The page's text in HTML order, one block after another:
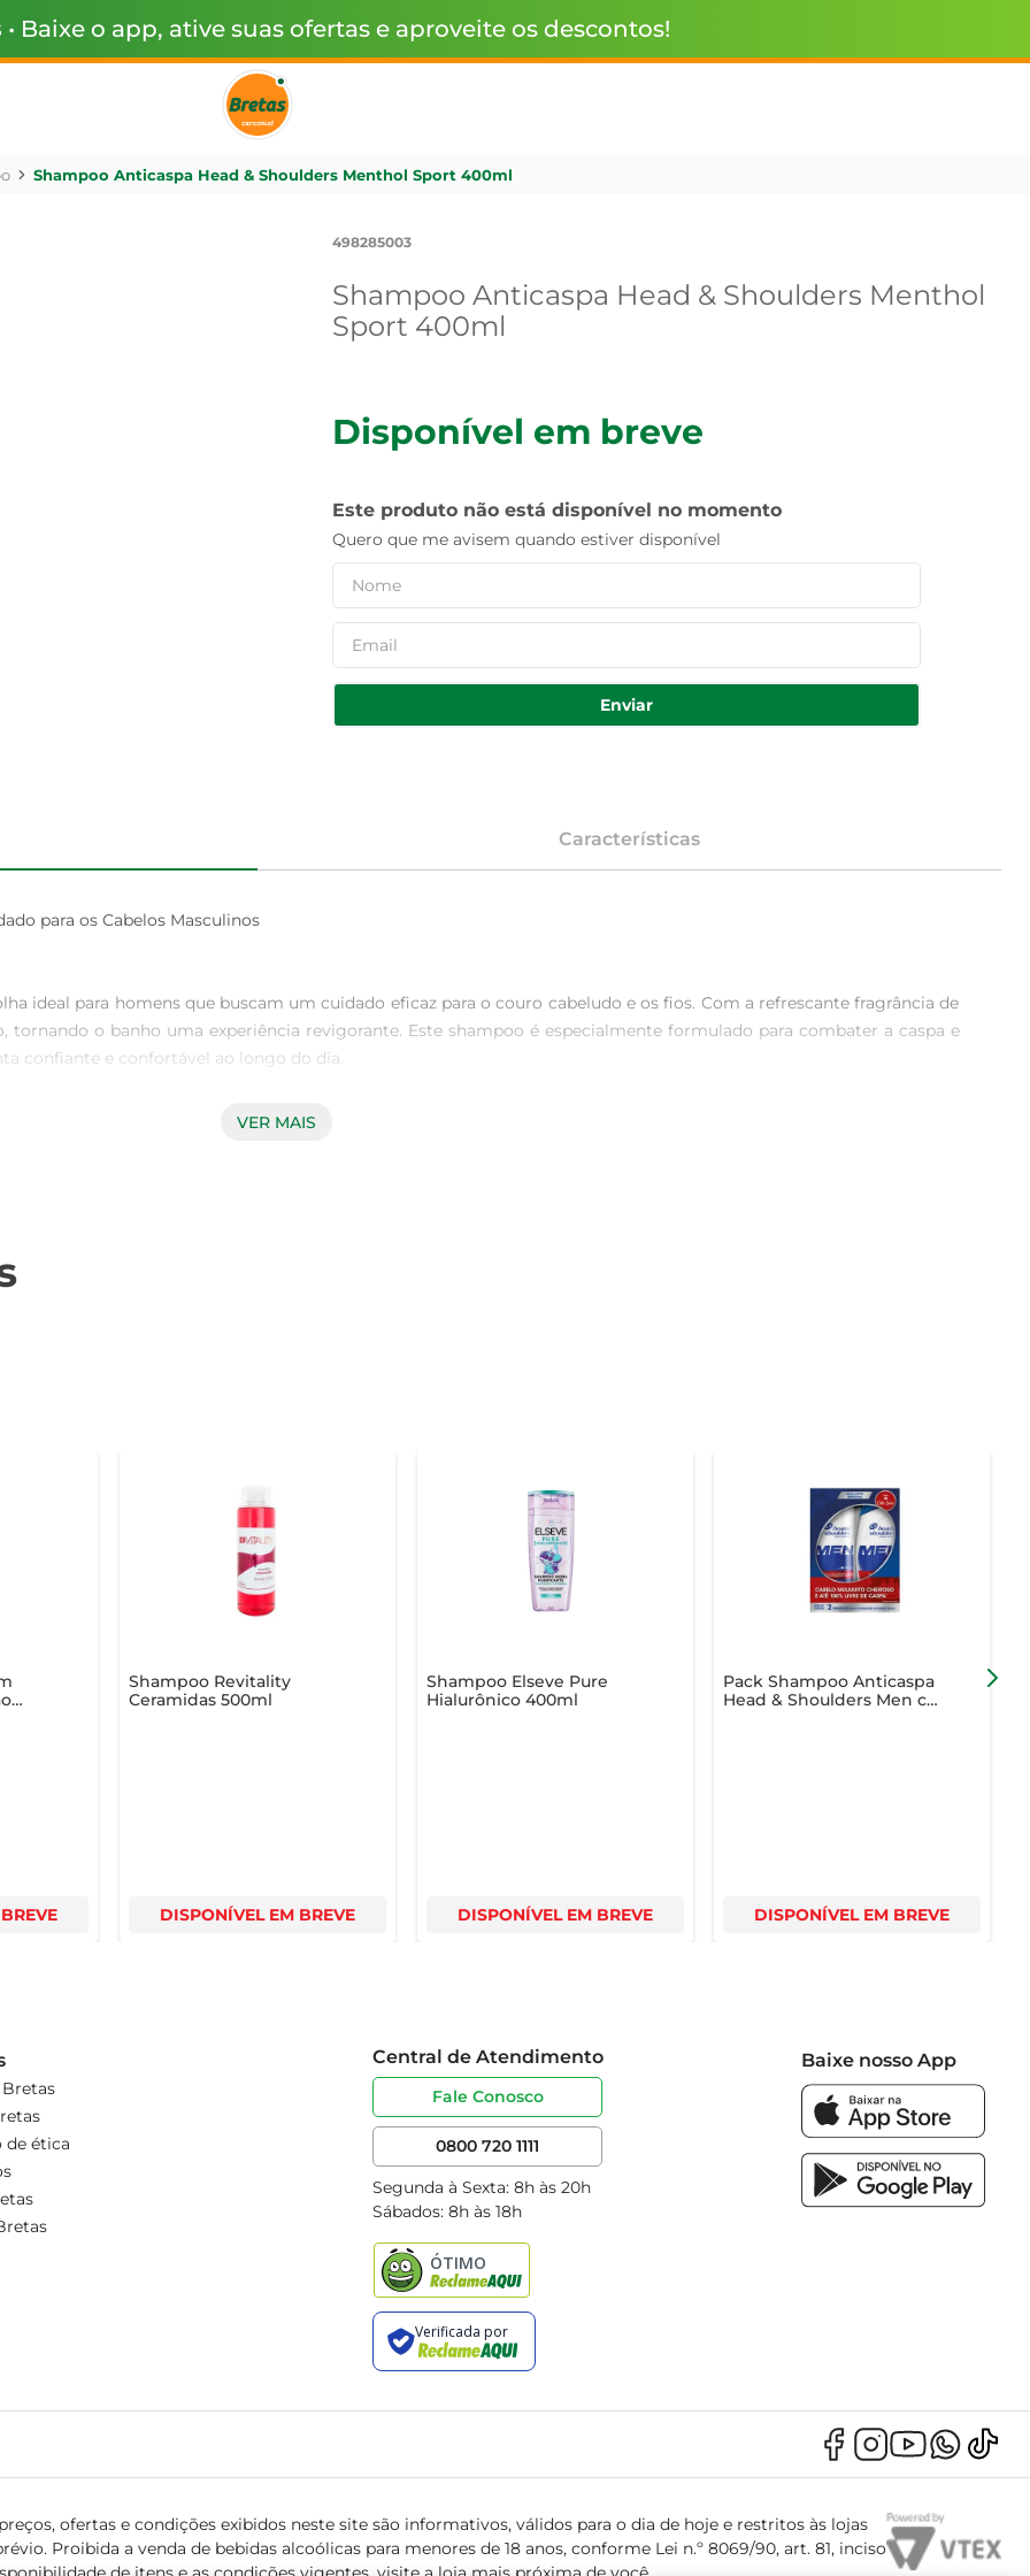
• Baixe o app, ative suas ofertas e aproveite os descontos!
Shampoo Anticaspa Head & Shoulders Menthol Sport 400ml
498285003
Shampoo Anticaspa Head & Shoulders Menthol
Sport 400ml
Disponível em breve
Este produto não está disponível no momento
Quero que me avisem quando estiver disponível
Enviar
Características
para os Cabelos Masculinos
ideal para homens que buscam um cuidado eficaz para o couro cabeludo e os fios. Com a refrescante fragrância de
o banho uma experiência revigorante. Este shampoo é especialmente formulado para combater a caspa e
confiante e confortável ao longo do dia.
adequada do shampoo nos cabelos molhados, massageie suavemente o couro cabeludo e enxágue bem. Para um
cabelos com caspa
saudável e livre de caspa
VER MAIS
Shampoo Revitality
Ceramidas 500ml
DISPONÍVEL EM BREVE
Shampoo Elseve Pure
Hialurônico 400ml
DISPONÍVEL EM BREVE
Pack Shampoo Anticaspa
Head & Shoulders Men c/
DISPONÍVEL EM BREVE
de ética
Central de Atendimento
Fale Conosco
0800 720 1111
Segunda à Sexta: 8h às 20h
Sábados: 8h às 18h
Baixe nosso App
ofertas e condições exibidos neste site são informativos, válidos para o dia de hoje e restritos às lojas
Proibida a venda de bebidas alcoólicas para menores de 18 anos, conforme Lei n.º 8069/90, art. 81, inciso